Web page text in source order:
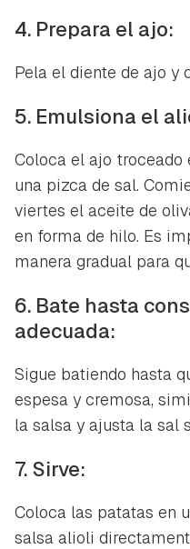
4. Prepara el ajo:
Pela el diente de ajo y
5. Emulsiona el
Coloca el ajo troceado
una pizca de sal.
viertes el aceite de
en forma de hilo. Es
manera gradual para
6. Bate hasta
adecuada:
Sigue batiendo hasta
espesa y cremosa,
la salsa y ajusta la sal
7. Sirve:
Coloca las patatas en
salsa alioli